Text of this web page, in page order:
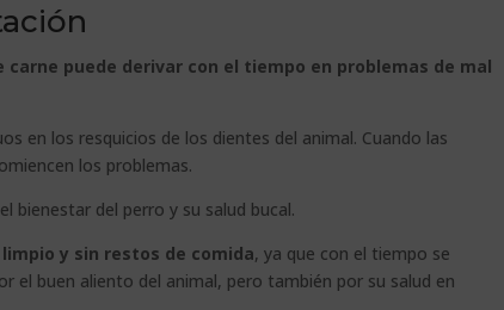
carne puede derivar con el tiempo en problemas de mal
en los resquicios de los dientes del animal. Cuando las
los problemas.
bienestar del perro y su salud bucal.
y sin restos de comida, ya que con el tiempo se
el buen aliento del animal, pero también por su salud en